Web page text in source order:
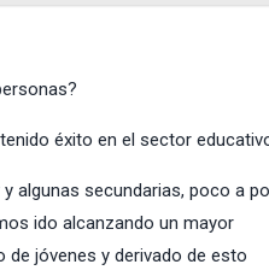
éxito en el sector
algunas secundarias, poco a
ido alcanzando un mayor
jóvenes y derivado de esto